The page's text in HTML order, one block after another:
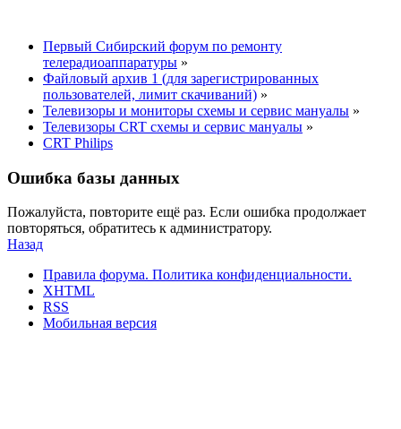
Первый Сибирский форум по ремонту
телерадиоаппаратуры »
Файловый архив 1 (для зарегистрированных
пользователей, лимит скачиваний) »
Телевизоры и мониторы схемы и сервис мануалы »
Телевизоры CRT схемы и сервис мануалы »
CRT Philips
Ошибка базы данных
Пожалуйста, повторите ещё раз. Если ошибка продолжает
повторяться, обратитесь к администратору.
Назад
Правила форума. Политика конфиденциальности.
XHTML
RSS
Мобильная версия